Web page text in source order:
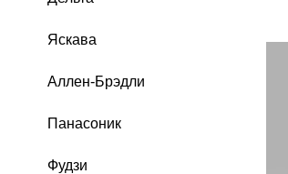
Яскава
Аллен-Брэдли
Панасоник
Фудзи